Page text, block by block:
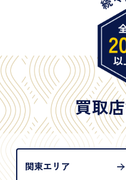
・旧パスポート
※原則として「公
年月日が記載され
※日本国政府発行
※2020年2月4日以
は「所持人記入欄
め、単体では古物
められない（住所
が必要となります
買取
関東エリア